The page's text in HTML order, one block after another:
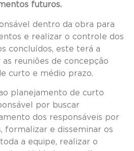
futuros.
dentro da obra para
e realizar o controle dos
concluídos, este terá a
reuniões de concepção
curto e médio prazo.
planejamento de curto
por buscar
dos responsáveis por
formalizar e disseminar os
a equipe, realizar o